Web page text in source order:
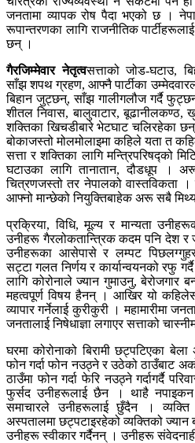
जनतामा व्यापक रोष पैदा भएको छ ।
रूपान्तरणका लागि राजनीतिक
छन् ।
गैरजिम्मेवार नेतृत्वसत्ताको जोड-घटाउ,
साँझ शपथ ग्रहण, आफ्नै पार्टीका
बिहान जुट्छन्, साँझ गालीगलौज गर्दै
शीतल निवास, बालुवाटार, बूढानीलकण्ठ,
शक्तिका खिचडीबारे भेटघाट चलिरहेका
बोकाजस्तो मोलमोलाइमा कहिले यता त
सत्ता र शक्तिका लागि मन्त्रिपरिषद्को
घटाउका लागि तानातान, दौडधूप ।
चित्रणजस्तो तर नेपालको वास्तविकता ।
आफ्नो मान्छेको नियुक्तिबाहेक अरू सबै
प्रक्रिया, विधि, मूल्य र मान्यता
उनीहरू गैरलोकतान्त्रिक कदम पनि देश र
उनीहरूका आसेपासे र लम्पट
सट्टा गलत निर्णय र कार्यान्वयनको रफु
लागि कोरोनाले ज्यान गुमाउनु, बेरोजगार
महत्वपूर्ण विषय हैनन् । आखिर यो
व्यापार गर्नेलाई कुरीकुरी । महामारीमा
जनतालाई निषेधाज्ञा लगाएर सत्ताको
घरमा कोरोनाको बिरामी छट्पटिएका
फोन गर्दा फोन नउठ्ने र उठेको ठाउँबाट
ठाउँमा फोन गर्दा फेरि नउठ्ने गर्दागर्दै
फुर्सद उनीहरूलाई छैन । थाहै
समाचारले उनीहरूलाई छुँदैन । व्यक्ति
अस्पतालमा छट्पटाइरहेको व्यक्तिको
उनीहरू स्वीकार गर्दैनन् । उनीहरू